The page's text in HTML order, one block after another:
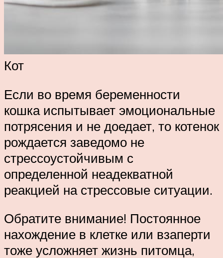
Кот
Если во время беременности
кошка испытывает эмоциональные
потрясения и не доедает, то котенок
рождается заведомо не
стрессоустойчивым с
определенной неадекватной
реакцией на стрессовые ситуации.
Обратите внимание! Постоянное
нахождение в клетке или взаперти
тоже усложняет жизнь питомца,